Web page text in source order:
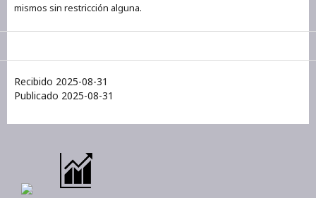
mismos sin restricción alguna.
Recibido 2025-08-31
Publicado 2025-08-31